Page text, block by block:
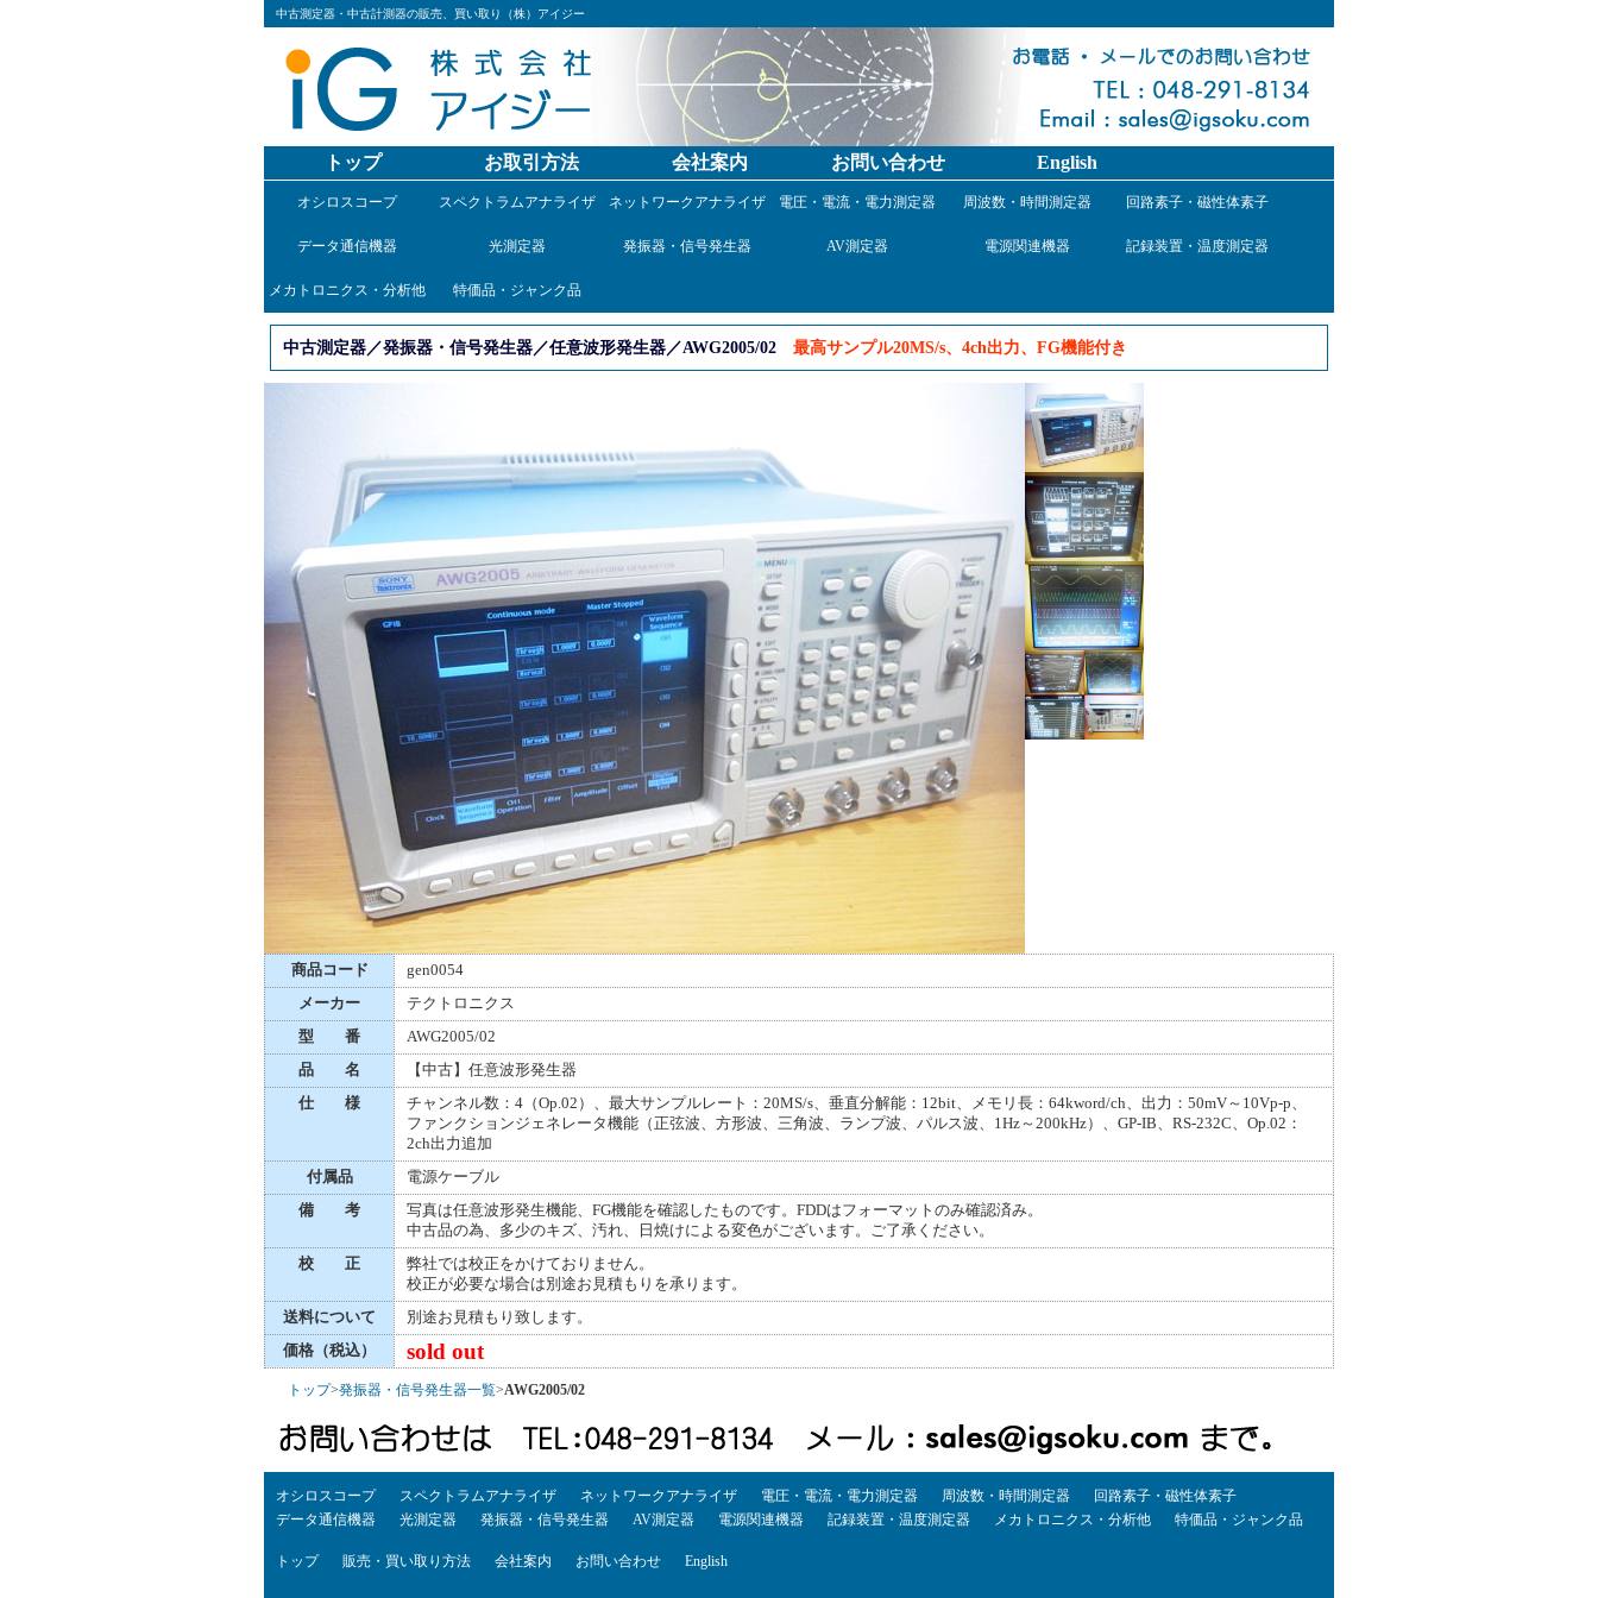
中古測定器・中古計測器の販売、買い取り（株）アイジー
トップ お取引方法 会社案内 お問い合わせ English
オシロスコープ スペクトラムアナライザ ネットワークアナライザ 電圧・電流・電力測定器 周波数・時間測定器 回路素子・磁性体素子
データ通信機器 光測定器 発振器・信号発生器 AV測定器 電源関連機器 記録装置・温度測定器
メカトロニクス・分析他 特価品・ジャンク品
中古測定器／発振器・信号発生器／任意波形発生器／AWG2005/02 最高サンプル20MS/s、4ch出力、FG機能付き
商品コード
gen0054
メーカー
テクトロニクス
型 番
AWG2005/02
品 名
【中古】任意波形発生器
仕 様
チャンネル数：4（Op.02）、最大サンプルレート：20MS/s、垂直分解能：12bit、メモリ長：64kword/ch、出力：50mV～10Vp-p、
ファンクションジェネレータ機能（正弦波、方形波、三角波、ランプ波、パルス波、1Hz～200kHz）、GP-IB、RS-232C、Op.02：
2ch出力追加
付属品
電源ケーブル
備 考
写真は任意波形発生機能、FG機能を確認したものです。FDDはフォーマットのみ確認済み。
中古品の為、多少のキズ、汚れ、日焼けによる変色がございます。ご了承ください。
校 正
弊社では校正をかけておりません。
校正が必要な場合は別途お見積もりを承ります。
送料について
別途お見積もり致します。
価格（税込）
sold out
トップ>発振器・信号発生器一覧>AWG2005/02
オシロスコープ スペクトラムアナライザ ネットワークアナライザ 電圧・電流・電力測定器 周波数・時間測定器
回路素子・磁性体素子
データ通信機器
光測定器 発振器・信号発生器 AV測定器 電源関連機器 記録装置・温度測定器 メカトロニクス・分析他 特価品・ジャンク品
トップ 販売・買い取り方法 会社案内 お問い合わせ English